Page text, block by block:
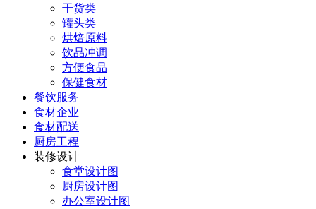
干货类
罐头类
烘焙原料
饮品冲调
方便食品
保健食材
餐饮服务
食材企业
食材配送
厨房工程
装修设计
食堂设计图
厨房设计图
办公室设计图